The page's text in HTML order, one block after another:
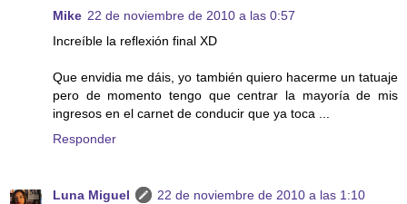
Mike 22 de noviembre de 2010 a las 0:57
Increíble la reflexión final XD
Que envidia me dáis, yo también quiero hacerme un tatuaje
pero de momento tengo que centrar la mayoría de mis
ingresos en el carnet de conducir que ya toca ...
Responder
Luna Miguel
22 de noviembre de 2010 a las 1:10